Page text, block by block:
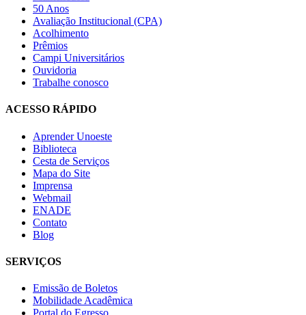
50 Anos
Avaliação Institucional (CPA)
Acolhimento
Prêmios
Campi Universitários
Ouvidoria
Trabalhe conosco
ACESSO RÁPIDO
Aprender Unoeste
Biblioteca
Cesta de Serviços
Mapa do Site
Imprensa
Webmail
ENADE
Contato
Blog
SERVIÇOS
Emissão de Boletos
Mobilidade Acadêmica